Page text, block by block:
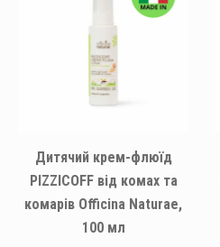
Дитячий крем-флюїд
PIZZICOFF від комах та
комарів Officina Naturae,
100 мл